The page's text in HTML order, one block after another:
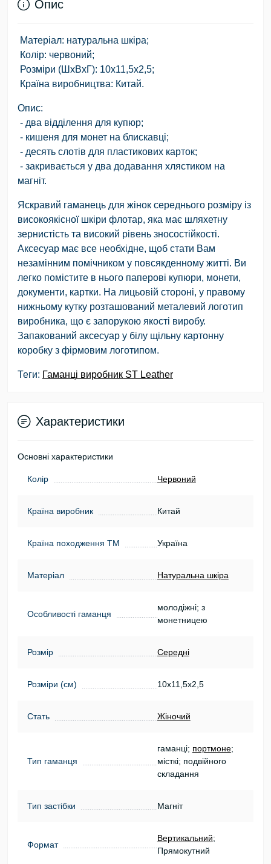
Опис
Матеріал: натуральна шкіра;
Колір: червоний;
Розміри (ШхВхГ): 10х11,5х2,5;
Країна виробництва: Китай.
Опис:
- два відділення для купюр;
- кишеня для монет на блискавці;
- десять слотів для пластикових карток;
- закривається у два додавання хлястиком на
магніт.
Яскравий гаманець для жінок середнього розміру із
високоякісної шкіри флотар, яка має шляхетну
зернистість та високий рівень зносостійкості.
Аксесуар має все необхідне, щоб стати Вам
незамінним помічником у повсякденному житті. Ви
легко помістите в нього паперові купюри, монети,
документи, картки. На лицьовій стороні, у правому
нижньому кутку розташований металевий логотип
виробника, що є запорукою якості виробу.
Запакований аксесуар у білу щільну картонну
коробку з фірмовим логотипом.
Теги: Гаманці виробник ST Leather
Характеристики
Основні характеристики
Колір Червоний
Країна виробник Китай
Країна походження ТМ Україна
Матеріал Натуральна шкіра
Особливості гаманця
молодіжні; з
монетницею
Розмір Середні
Розміри (см) 10х11,5х2,5
Стать Жіночий
Тип гаманця
гаманці; портмоне;
місткі; подвійного
складання
Тип застібки Магніт
Формат
Вертикальний;
Прямокутний